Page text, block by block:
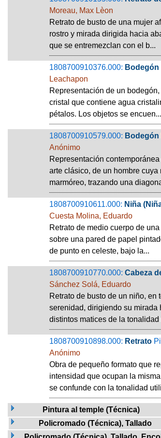
Moreau, Max Lèon
Retrato de busto de una mujer
rostro y mirada dirigida hacia
que se entremezclan con el b...
1808700910376.000: Bodegón
Leachapon
Representación de un
cristal que contiene agua
pétalos. Los objetos se encuen...
1808700910579.000: Bodegón
Anónimo
Representación
arte clásico, de un hombre
marmóreo, trazando una
1808700910611.000: Niña
Cuesta Molina, Eduardo
Retrato de medio cuerpo de
sobre una pared de papel
de punto en celeste, bajo la...
1808700910770.000: Cabeza
Sánchez Solá, Eduardo
Retrato de busto de un niño,
serenidad, dirigiendo su mirada
distintos matices de la tonalidad
1808700910898.000: Retrato
Anónimo
Obra de pequeño formato que
intensidad que ocupan la
se confunde con la tonalidad
Pintura al temple (Técnica)
Policromado (Técnica), Tallado